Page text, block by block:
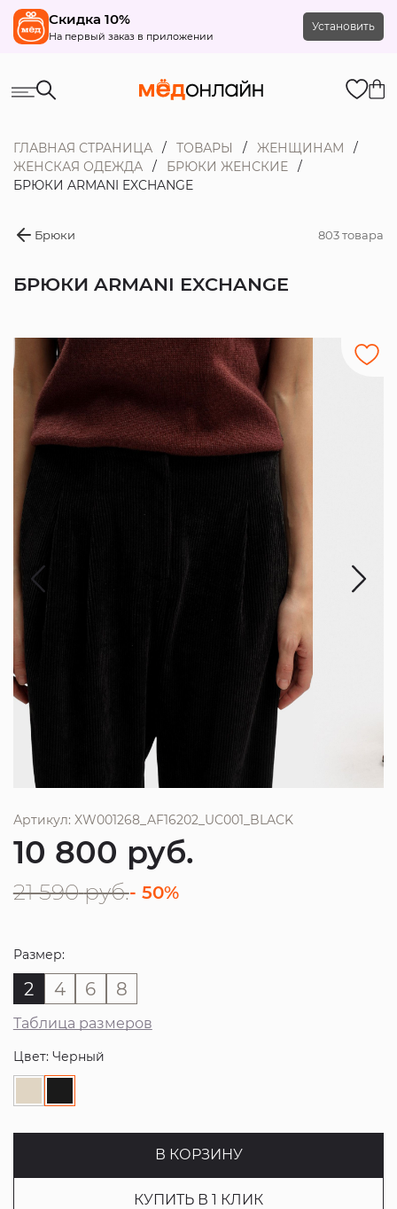
Скидка 10%
На первый заказ в приложении
Установить
ГЛАВНАЯ СТРАНИЦА ТОВАРЫ
ЖЕНЩИНАМ
ЖЕНСКАЯ ОДЕЖДА
БРЮКИ ЖЕНСКИЕ
БРЮКИ ARMANI EXCHANGE
Брюки 803 товара
БРЮКИ ARMANI EXCHANGE
Артикул: XW001268_AF16202_UC001_BLACK
10 800 руб.
21 590 руб.- 50%
Размер:
2 4 6 8
Таблица размеров
Цвет: Черный
В КОРЗИНУ
КУПИТЬ В 1 КЛИК